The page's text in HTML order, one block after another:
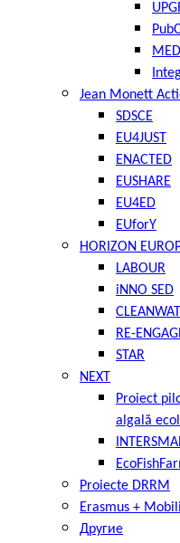
Jean Monett
SDSCE
EU4JUST
ENACTED
EUSHARE
EU4ED
EUforY
HORIZON
LABOUR
iNNO SED
RE-
STAR
NEXT
Proiect
algală
Proiecte DRRM
Erasmus +
Другие